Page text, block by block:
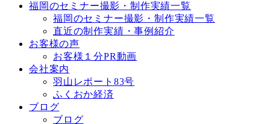
福岡のセミナー撮影・制作実績一覧
福岡のセミナー撮影・制作実績一覧
直近の制作実績・事例紹介
お客様の声
お客様１分PR動画
会社案内
羽山レポート83号
ふくおか経済
ブログ
ブログ